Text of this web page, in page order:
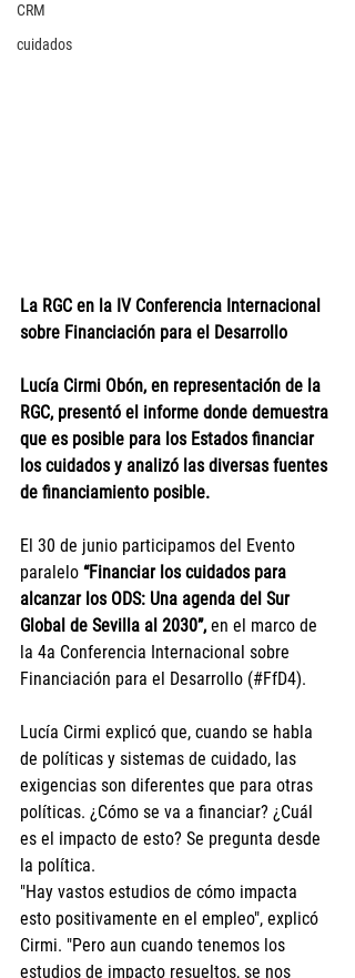
CRM
cuidados
La RGC en la IV Conferencia Internacional
sobre Financiación para el Desarrollo
Lucía Cirmi Obón, en representación de la
RGC, presentó el informe donde demuestra
que es posible para los Estados financiar
los cuidados y analizó las diversas fuentes
de financiamiento posible.
El 30 de junio participamos del Evento
paralelo “Financiar los cuidados para
alcanzar los ODS: Una agenda del Sur
Global de Sevilla al 2030”, en el marco de
la 4a Conferencia Internacional sobre
Financiación para el Desarrollo (#FfD4).
Lucía Cirmi explicó que, cuando se habla
de políticas y sistemas de cuidado, las
exigencias son diferentes que para otras
políticas. ¿Cómo se va a financiar? ¿Cuál
es el impacto de esto? Se pregunta desde
la política.
"Hay vastos estudios de cómo impacta
esto positivamente en el empleo", explicó
Cirmi. "Pero aun cuando tenemos los
estudios de impacto resueltos, se nos